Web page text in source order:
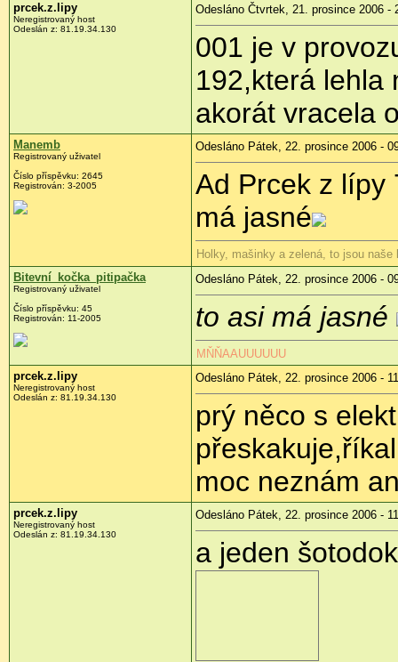
prcek.z.lipy
Neregistrovaný host
Odeslán z: 81.19.34.130
Odesláno Čtvrtek, 21. prosince 2006 -
001 je v
192,která lehla
akorát vracela
Manemb
Registrovaný uživatel
Číslo příspěvku: 2645
Registrován: 3-2005
Odesláno Pátek, 22. prosince 2006 -
Ad Prcek z lípy
má jasné
Holky, mašinky a zelená, to jsou naše
Bitevní_kočka_pitipačka
Registrovaný uživatel
Číslo příspěvku: 45
Registrován: 11-2005
Odesláno Pátek, 22. prosince 2006 -
to asi má jasné
MŇŇAAUUUUUU
prcek.z.lipy
Neregistrovaný host
Odeslán z: 81.19.34.130
Odesláno Pátek, 22. prosince 2006 -
prý něco s
moc neznám
prcek.z.lipy
Neregistrovaný host
Odeslán z: 81.19.34.130
Odesláno Pátek, 22. prosince 2006 -
a jeden